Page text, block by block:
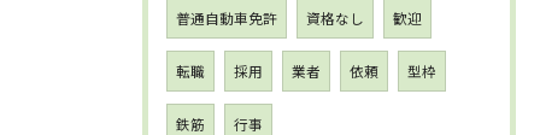
普通自動車免許 資格なし 歓迎
転職 採用 業者 依頼 型枠
鉄筋 行事